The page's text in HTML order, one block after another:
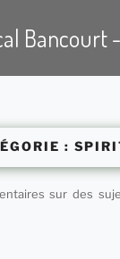
:
sur des
Bancourt